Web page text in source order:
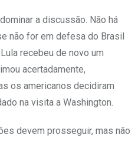
a discussão. Não há
não for em defesa do Brasil
recebeu de novo um
acertadamente,
os americanos decidiram
na visita a Washington.
devem prosseguir, mas não